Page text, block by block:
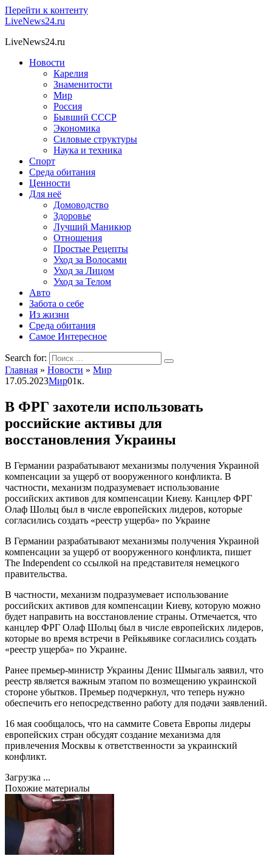
Перейти к контенту
LiveNews24.ru
LiveNews24.ru
Новости
Карелия
Знаменитости
Мир
Россия
Бывший СССР
Экономика
Силовые структуры
Наука и техника
Спорт
Среда обитания
Ценности
Для неё
Домоводство
Здоровье
Лучший Маникюр
Отношения
Простые Рецепты
Уход за Волосами
Уход за Лицом
Уход за Телом
Авто
Забота о себе
Из жизни
Среда обитания
Самое Интересное
Search for:
Главная » Новости » Мир
17.05.2023Мир01к.
В ФРГ захотели использовать
российские активы для
восстановления Украины
В Германии разрабатывают механизмы получения Украиной
компенсации за ущерб от вооруженного конфликта. В
частности, механизм подразумевает использование
российских активов для компенсации Киеву. Канцлер ФРГ
Олаф Шольц был в числе европейских лидеров, которые
согласились создать «реестр ущерба» по Украине
В Германии разрабатывают механизмы получения Украиной
компенсации за ущерб от вооруженного конфликта, пишет
The Independent со ссылкой на представителя немецкого
правительства.
В частности, механизм подразумевает использование
российских активов для компенсации Киеву, которую можно
будет направить на восстановление страны. Отмечается, что
канцлер ФРГ Олаф Шольц был в числе европейских лидеров,
которые во время встречи в Рейкьявике согласились создать
«реестр ущерба» по Украине.
Ранее премьер-министр Украины Денис Шмыгаль заявил, что
реестр является важным этапом по возмещению украинской
стороне убытков. Премьер подчеркнул, что теперь нужно
обеспечить его непосредственно работу для подачи заявлений.
16 мая сообщалось, что на саммите Совета Европы лидеры
европейских стран обсудят создание механизма для
привлечения Москвы к ответственности за украинский
конфликт.
Загрузка ...
Похожие материалы